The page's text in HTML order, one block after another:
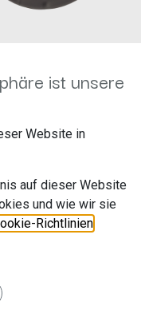
Front
ist unsere
Website in
auf dieser Website
und wie wir sie
Richtlinien